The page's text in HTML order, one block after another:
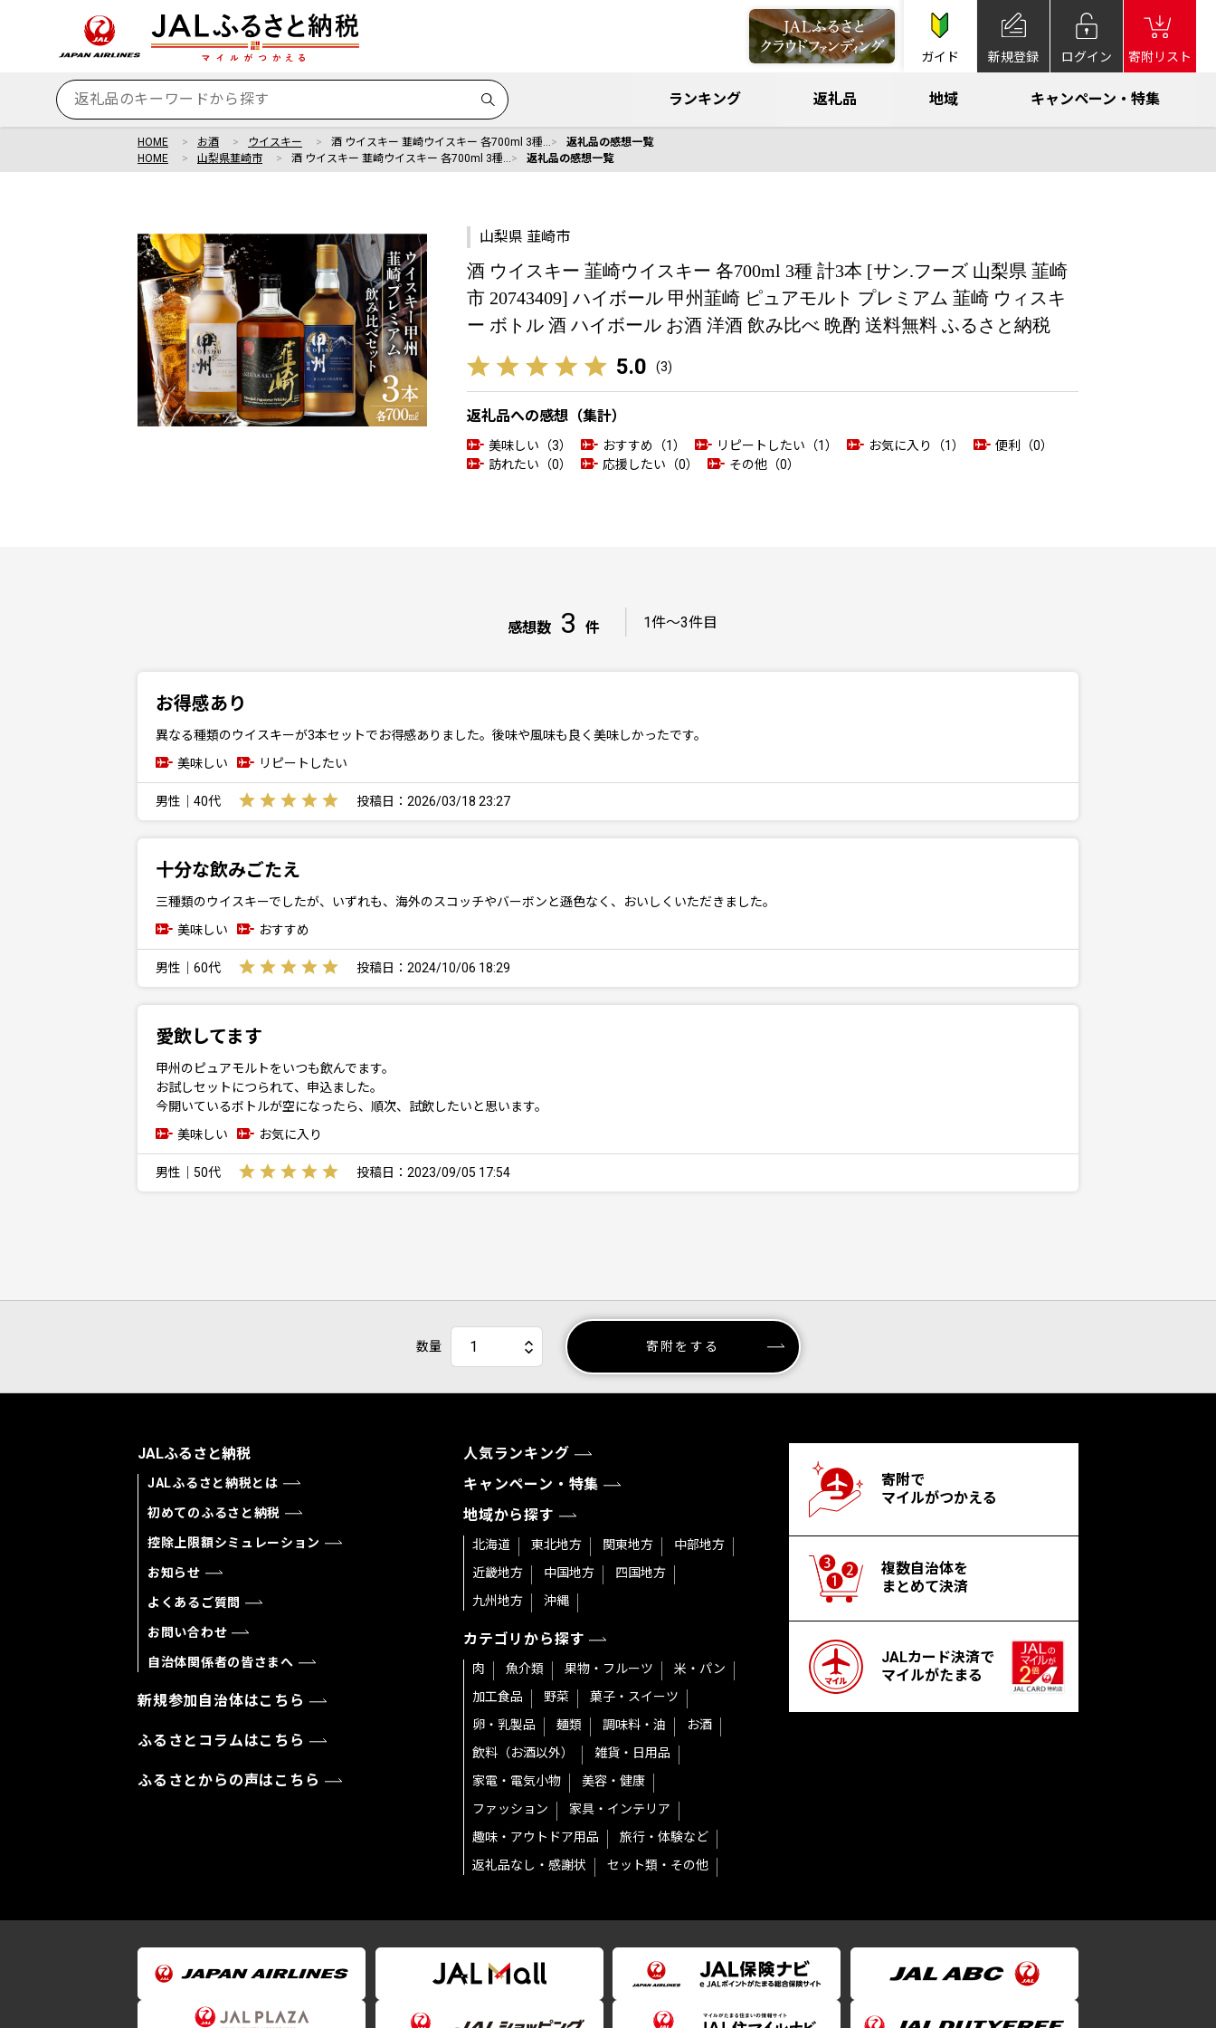
ガイド 新規登録 ログイン 寄附リスト
ランキング 返礼品 地域 キャンペーン・特集
HOME お酒 ウイスキー 酒 ウイスキー 韮崎ウイスキー 各700ml 3種…
返礼品の感想一覧
HOME
山梨県韮崎市 酒 ウイスキー 韮崎ウイスキー 各700ml 3種… 返礼品の感想一覧
山梨県 韮崎市
酒 ウイスキー 韮崎ウイスキー 各700ml 3種 計3本 [サン.フーズ 山梨県 韮崎
市 20743409] ハイボール 甲州韮崎 ピュアモルト プレミアム 韮崎 ウィスキ
ー ボトル 酒 ハイボール お酒 洋酒 飲み比べ 晩酌 送料無料 ふるさと納税
5.0 (3)
返礼品への感想（集計）
美味しい（3） おすすめ（1） リピートしたい（1） お気に入り（1）
便利（0）
訪れたい（0）
応援したい（0） その他（0）
感想数 3 件 1件～3件目
お得感あり
異なる種類のウイスキーが3本セットでお得感ありました。後味や風味も良く美味しかったです。
美味しい
リピートしたい
男性｜40代 投稿日：2026/03/18 23:27
十分な飲みごたえ
三種類のウイスキーでしたが、いずれも、海外のスコッチやバーボンと遜色なく、おいしくいただきました。
美味しい
おすすめ
男性｜60代 投稿日：2024/10/06 18:29
愛飲してます
甲州のピュアモルトをいつも飲んでます。
お試しセットにつられて、申込ました。
今開いているボトルが空になったら、順次、試飲したいと思います。
美味しい
お気に入り
男性｜50代 投稿日：2023/09/05 17:54
数量 寄附をする
JALふるさと納税
JALふるさと納税とは
初めてのふるさと納税
控除上限額シミュレーション
お知らせ
よくあるご質問
お問い合わせ
自治体関係者の皆さまへ
新規参加自治体はこちら
ふるさとコラムはこちら
ふるさとからの声はこちら
人気ランキング
キャンペーン・特集
地域から探す
北海道 東北地方 関東地方
中部地方
近畿地方
中国地方
四国地方
九州地方
沖縄
カテゴリから探す
肉 魚介類 果物・フルーツ
米・パン
加工食品
野菜
菓子・スイーツ
卵・乳製品
麺類 調味料・油
お酒
飲料（お酒以外）
雑貨・日用品
家電・電気小物
美容・健康
ファッション
家具・インテリア
趣味・アウトドア用品
旅行・体験など
返礼品なし・感謝状
セット類・その他
寄附で
マイルがつかえる
複数自治体を
まとめて決済
JALカード決済で
マイルがたまる